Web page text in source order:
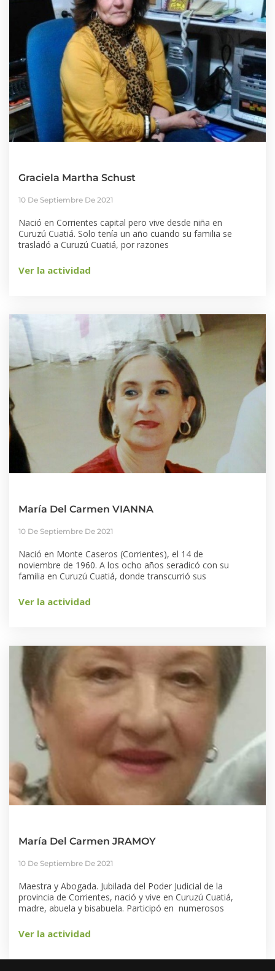
Graciela Martha Schust
10 De Septiembre De 2021
Nació en Corrientes capital pero vive desde niña en
Curuzú Cuatiá. Solo tenía un año cuando su familia se
trasladó a Curuzú Cuatiá, por razones
Ver la actividad
María Del Carmen VIANNA
10 De Septiembre De 2021
Nació en Monte Caseros (Corrientes), el 14 de
noviembre de 1960. A los ocho años seradicó con su
familia en Curuzú Cuatiá, donde transcurrió sus
Ver la actividad
María Del Carmen JRAMOY
10 De Septiembre De 2021
Maestra y Abogada. Jubilada del Poder Judicial de la
provincia de Corrientes, nació y vive en Curuzú Cuatiá,
madre, abuela y bisabuela. Participó en numerosos
Ver la actividad